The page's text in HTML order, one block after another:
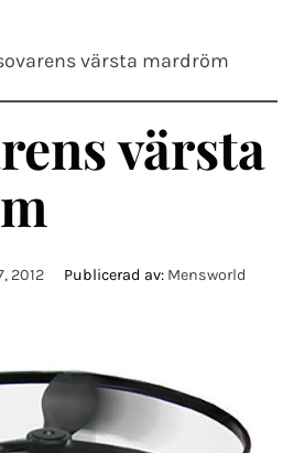
värsta mardröm
värsta
2012 Publicerad av: Mensworld